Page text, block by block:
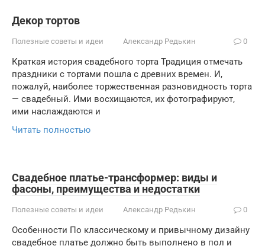
Декор тортов
Полезные советы и идеи Александр Редькин 0
Краткая история свадебного торта Традиция отмечать
праздники с тортами пошла с древних времен. И,
пожалуй, наиболее торжественная разновидность торта
— свадебный. Ими восхищаются, их фотографируют,
ими наслаждаются и
Читать полностью
Свадебное платье-трансформер: виды и
фасоны, преимущества и недостатки
Полезные советы и идеи Александр Редькин 0
Особенности По классическому и привычному дизайну
свадебное платье должно быть выполнено в пол и